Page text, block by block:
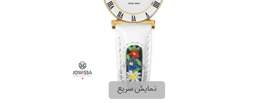
نمایش سریع